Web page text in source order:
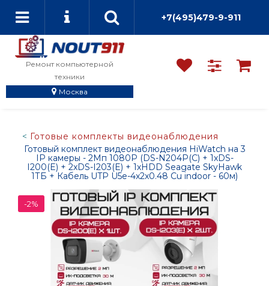
+7(495)479-9-911
Ремонт компьютерной
техники
Москва
Готовые комплекты видеонаблюдения
Готовый комплект видеонаблюдения HiWatch на 3
IP камеры - 2Мп 1080P (DS-N204P(C) + 1xDS-
I200(E) + 2xDS-I203(E) + 1хHDD Seagate SkyHawk
1ТБ + Кабель UTP U5e-4x2x0.48 Cu indoor - 60м)
-2%